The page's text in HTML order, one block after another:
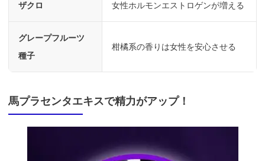
ザクロ 女性ホルモンエストロゲンが増える
グレープフルーツ
種子
柑橘系の香りは女性を安心させる
馬プラセンタエキスで精力がアップ！